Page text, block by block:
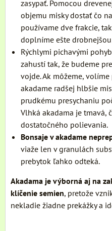
zasypať. Pomocou
objemu misky dostať čo
používame dve frakcie,
doplníme ešte
Rýchlymi pichavými
zahustí tak, že budeme
vojde. Ak môžeme,
akadame radšej hlbšie
prudkému presychaniu
Vlhká akadama je tmavá,
dostatočného polievania.
Bonsaje v akadame
viaže len v granulách
prebytok ľahko odteká.
Akadama je výborná aj na
klíčenie semien, pretože
nekladie žiadne prekážky a